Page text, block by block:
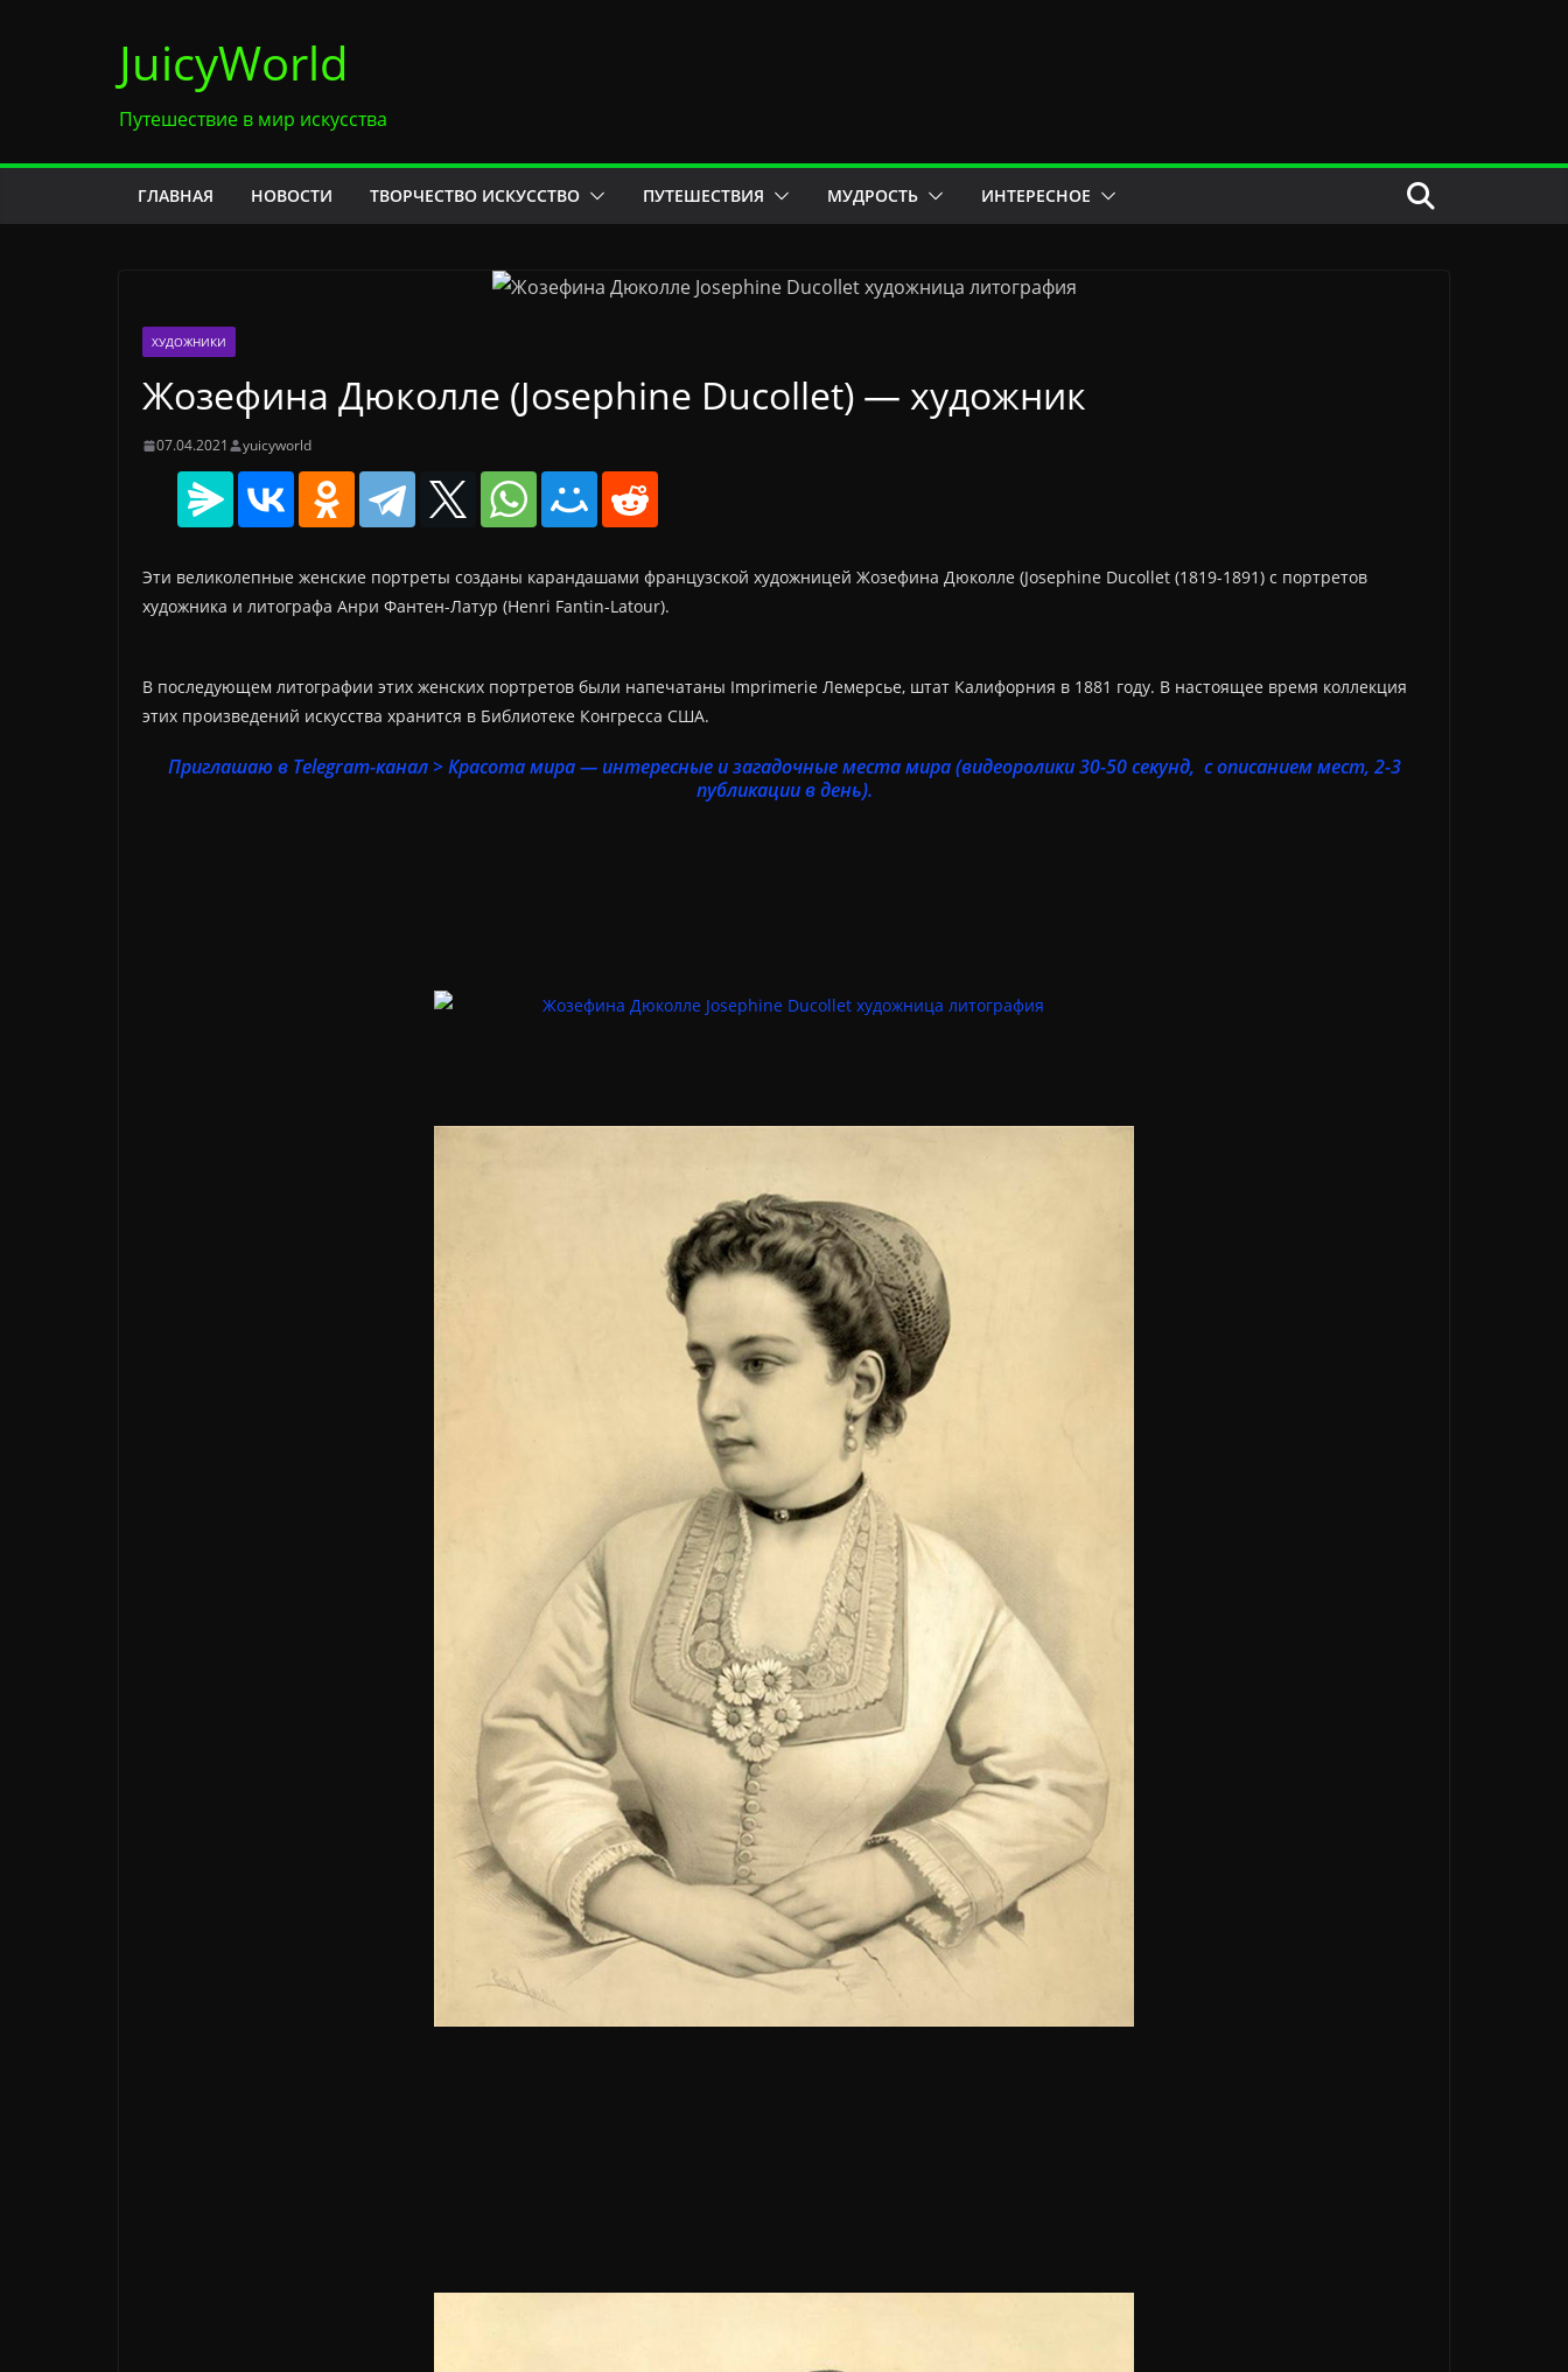
содержимомуJuicyWorld
Путешествие в мир искусства
ГЛАВНАЯ НОВОСТИ ТВОРЧЕСТВО ИСКУССТВО ПУТЕШЕСТВИЯ МУДРОСТЬ ИНТЕРЕСНОЕ
ХУДОЖНИКИ
Жозефина Дюколле (Josephine Ducollet) — художник
07.04.2021 yuicyworld
Эти великолепные женские портреты созданы карандашами французской художницей Жозефина Дюколле (Josephine Ducollet (1819-1891) с портретов
художника и литографа Анри Фантен-Латур (Henri Fantin-Latour).
В последующем литографии этих женских портретов были напечатаны Imprimerie Лемерсье, штат Калифорния в 1881 году. В настоящее время коллекция
этих произведений искусства хранится в Библиотеке Конгресса США.
Приглашаю в Telegram-канал > Красота мира — интересные и загадочные места мира (видеоролики 30-50 секунд, с описанием мест, 2-3
публикации в день).